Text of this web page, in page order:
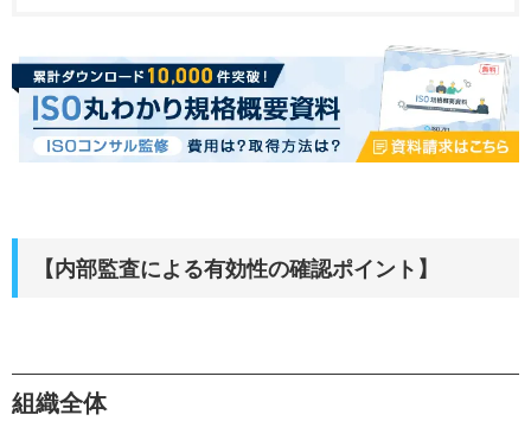
【内部監査による有効性の確認ポイント】
組織全体